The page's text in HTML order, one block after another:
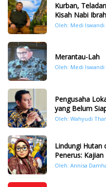
Kurban,
Kisah Nabi
Oleh: Medi Iswandi
Merantau-Lah
Oleh: Medi Iswandi
Pengusaha
yang Belum
Oleh: Wahyudi
Lindungi Hutan
Penerus:
Oleh: Annisa